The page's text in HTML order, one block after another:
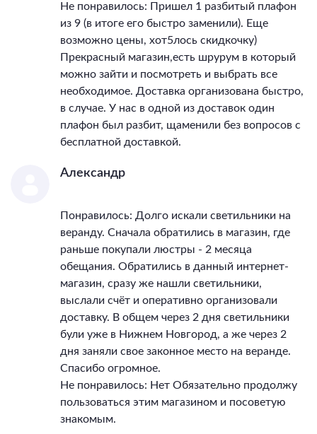
Не понравилось: Пришел 1 разбитый плафон
из 9 (в итоге его быстро заменили). Еще
возможно цены, хот5лось скидкочку)
Прекрасный магазин,есть шрурум в который
можно зайти и посмотреть и выбрать все
необходимое. Доставка организована быстро,
в случае. У нас в одной из доставок один
плафон был разбит, щаменили без вопросов с
бесплатной доставкой.
Александр
Понравилось: Долго искали светильники на
веранду. Сначала обратились в магазин, где
раньше покупали люстры - 2 месяца
обещания. Обратились в данный интернет-
магазин, сразу же нашли светильники,
выслали счёт и оперативно организовали
доставку. В общем через 2 дня светильники
були уже в Нижнем Новгород, а же через 2
дня заняли свое законное место на веранде.
Спасибо огромное.
Не понравилось: Нет Обязательно продолжу
пользоваться этим магазином и посоветую
знакомым.